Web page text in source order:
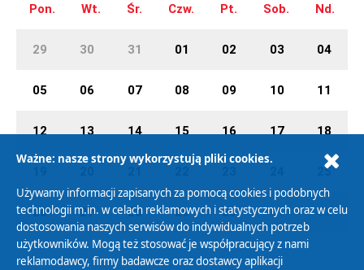
Pon. Wt. Śr. Czw. Pt. Sob. Nd.
29 30 31 01 02 03 04
05 06 07 08 09 10 11
12 13 14 15 16 17 18
25
26 27 28 29 30 01 02
Ważne: nasze strony wykorzystują pliki cookies.
Używamy informacji zapisanych za pomocą cookies i podobnych
technologii m.in. w celach reklamowych i statystycznych oraz w celu
dostosowania naszych serwisów do indywidualnych potrzeb
użytkowników. Mogą też stosować je współpracujący z nami
reklamodawcy, firmy badawcze oraz dostawcy aplikacji